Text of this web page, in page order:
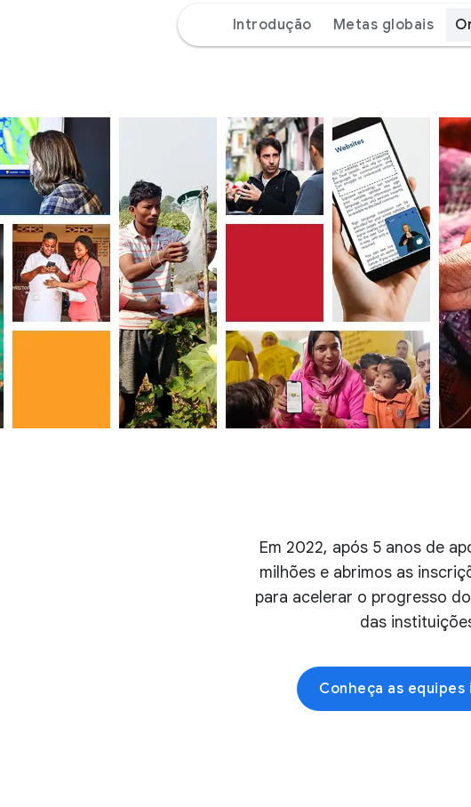
Introdução Metas globais
Em 2022, após 5 anos de
milhões e abrimos as
para acelerar o progresso
das
Conheça as equipes